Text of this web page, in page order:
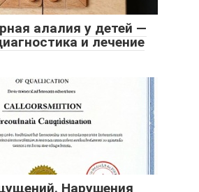
алалия у детей —
и лечение
Нарушения